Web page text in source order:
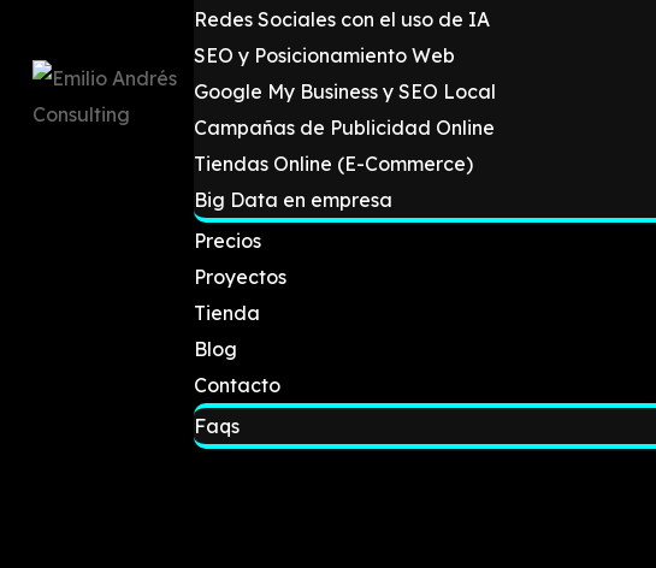
Redes Sociales con el uso de IA
SEO y Posicionamiento Web
Google My Business y SEO Local
Campañas de Publicidad Online
Tiendas Online (E-Commerce)
Big Data en empresa
Precios
Proyectos
Tienda
Blog
Contacto
Faqs